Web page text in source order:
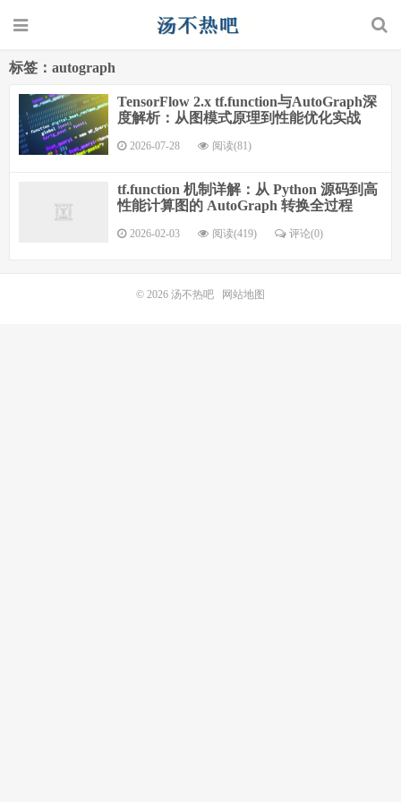
标签：autograph
TensorFlow 2.x tf.function与AutoGraph深
度解析：从图模式原理到性能优化实战
2026-07-28 阅读(81)
tf.function 机制详解：从 Python 源码到高
性能计算图的 AutoGraph 转换全过程
2026-02-03 阅读(419) 评论(0)
© 2026 汤不热吧 网站地图